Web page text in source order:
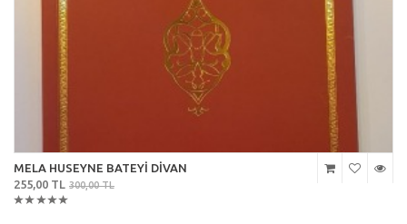
MELA HUSEYNE BATEYİ DİVAN
255,00 TL 300,00 TL